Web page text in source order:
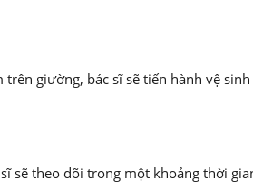
giường, bác sĩ sẽ tiến hành vệ
sẽ theo dõi trong một khoảng thời